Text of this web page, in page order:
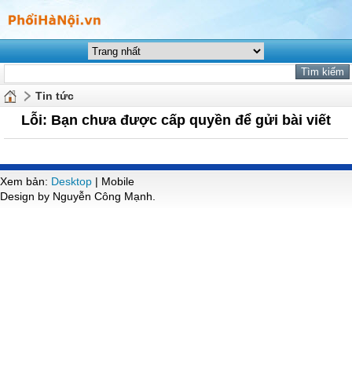
Tin tức
Lỗi: Bạn chưa được cấp quyền để gửi bài viết
Xem bản: Desktop | Mobile
Design by Nguyễn Công Mạnh.